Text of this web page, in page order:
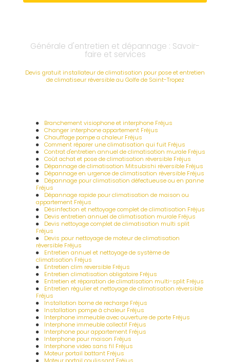
Générale d'entretien et dépannage : Savoir-
faire et services
Devis gratuit installateur de climatisation pour pose et entretien
de climatiseur réversible au Golfe de Saint-Tropez
Branchement visiophone et interphone Fréjus
Changer interphone appartement Fréjus
Chauffage pompe a chaleur Fréjus
Comment réparer une climatisation qui fuit Fréjus
Contrat d'entretien annuel de climatisation murale Fréjus
Coût achat et pose de climatisation réversible Fréjus
Dépannage de climatisation Mitsubishi réversible Fréjus
Dépannage en urgence de climatisation réversible Fréjus
Dépannage pour climatisation défectueuse ou en panne
Fréjus
Dépannage rapide pour climatisation de maison ou
appartement Fréjus
Désinfection et nettoyage complet de climatisation Fréjus
Devis entretien annuel de climatisation murale Fréjus
Devis nettoyage complet de climatisation multi split
Fréjus
Devis pour nettoyage de moteur de climatisation
réversible Fréjus
Entretien annuel et nettoyage de système de
climatisation Fréjus
Entretien clim reversible Fréjus
Entretien climatisation obligatoire Fréjus
Entretien et réparation de climatisation multi-split Fréjus
Entretien régulier et nettoyage de climatisation réversible
Fréjus
Installation borne de recharge Fréjus
Installation pompe à chaleur Fréjus
Interphone immeuble avec ouverture de porte Fréjus
Interphone immeuble collectif Fréjus
Interphone pour appartement Fréjus
Interphone pour maison Fréjus
Interphone video sans fil Fréjus
Moteur portail battant Fréjus